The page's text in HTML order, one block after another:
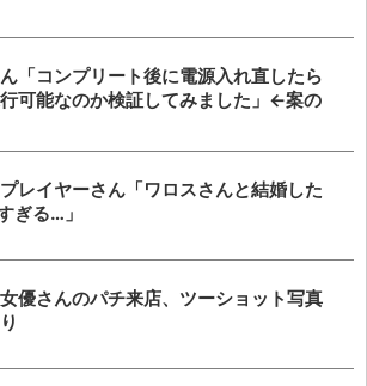
「コンプリート後に電源入れ直したら
可能なのか検証してみました」←案の
レイヤーさん「ワロスさんと結婚した
ぎる…」
優さんのパチ来店、ツーショット写真